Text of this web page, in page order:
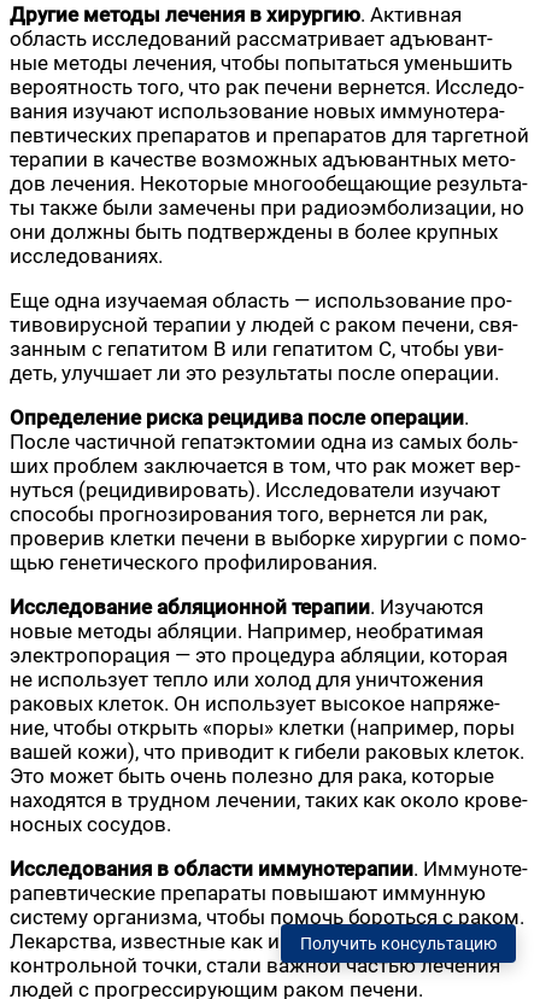
Дру­гие мето­ды лече­ния в хирур­гию. Актив­ная
область иссле­до­ва­ний рас­смат­ри­ва­ет адъ­ювант­
ные мето­ды лече­ния, что­бы попы­тать­ся умень­шить
веро­ят­ность того, что рак пече­ни вер­нет­ся. Иссле­до­
ва­ния изу­ча­ют исполь­зо­ва­ние новых имму­но­те­ра­
пев­ти­че­ских пре­па­ра­тов и пре­па­ра­тов для тар­гет­ной
тера­пии в каче­стве воз­мож­ных адъ­ювант­ных мето­
дов лече­ния. Неко­то­рые мно­го­обе­ща­ю­щие резуль­та­
ты так­же были заме­че­ны при радио­эм­бо­ли­за­ции, но
они долж­ны быть под­твер­жде­ны в более круп­ных
исследованиях.
Еще одна изу­ча­е­мая область — исполь­зо­ва­ние про­
ти­во­ви­рус­ной тера­пии у людей с раком пече­ни, свя­
зан­ным с гепа­ти­том В или гепа­ти­том С, что­бы уви­
деть, улуч­ша­ет ли это резуль­та­ты после операции.
Опре­де­ле­ние рис­ка реци­ди­ва после опе­ра­ции.
После частич­ной гепатэк­то­мии одна из самых боль­
ших про­блем заклю­ча­ет­ся в том, что рак может вер­
нуть­ся (реци­ди­ви­ро­вать). Иссле­до­ва­те­ли изу­ча­ют
спо­со­бы про­гно­зи­ро­ва­ния того, вер­нет­ся ли рак,
про­ве­рив клет­ки пече­ни в выбор­ке хирур­гии с помо­
щью гене­ти­че­ско­го профилирования.
Иссле­до­ва­ние абля­ци­он­ной тера­пии. Изу­ча­ют­ся
новые мето­ды абля­ции. Напри­мер, необ­ра­ти­мая
элек­тро­по­ра­ция — это про­це­ду­ра абля­ции, кото­рая
не исполь­зу­ет теп­ло или холод для уни­что­же­ния
рако­вых кле­ток. Он исполь­зу­ет высо­кое напря­же­
ние, что­бы открыть «поры» клет­ки (напри­мер, поры
вашей кожи), что при­во­дит к гибе­ли рако­вых кле­ток.
Это может быть очень полез­но для рака, кото­рые
нахо­дят­ся в труд­ном лече­нии, таких как око­ло кро­ве­
нос­ных сосудов.
Иссле­до­ва­ния в обла­сти имму­но­те­ра­пии. Имму­но­те­
ра­пев­ти­че­ские пре­па­ра­ты повы­ша­ют иммун­ную
систе­му орга­низ­ма, что­бы помочь бороть­ся с раком.
Лекар­ства, извест­ные как инги­би­то­ры иммун­ной
кон­троль­ной точ­ки, ста­ли важ­ной частью лече­ния
людей с про­грес­си­ру­ю­щим раком печени.
Получить консультацию